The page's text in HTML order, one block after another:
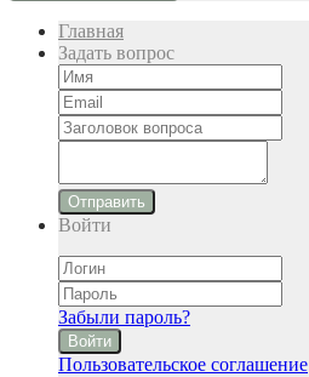
Главная
Задать вопрос
Отправить
Войти
Забыли пароль?
Войти
Пользовательское соглашение